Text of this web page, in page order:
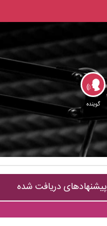
گوینده
پیشنهادهای دریافت شده